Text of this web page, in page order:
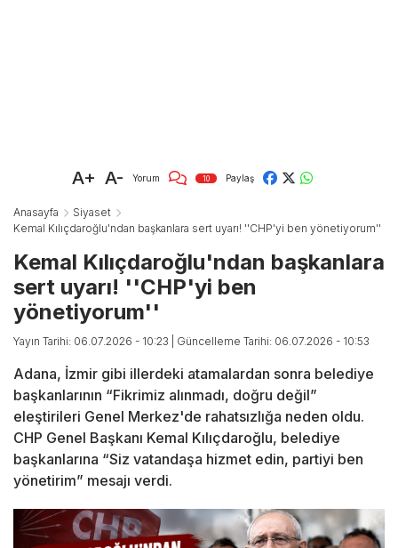
A+ A- Yorum 10 Paylaş
Anasayfa
Siyaset
Kemal Kılıçdaroğlu'ndan başkanlara sert uyarı! ''CHP'yi ben yönetiyorum''
Kemal Kılıçdaroğlu'ndan başkanlara
sert uyarı! ''CHP'yi ben
yönetiyorum''
Yayın Tarihi: 06.07.2026 - 10:23 | Güncelleme Tarihi: 06.07.2026 - 10:53
Adana, İzmir gibi illerdeki atamalardan sonra belediye
başkanlarının “Fikrimiz alınmadı, doğru değil”
eleştirileri Genel Merkez'de rahatsızlığa neden oldu.
CHP Genel Başkanı Kemal Kılıçdaroğlu, belediye
başkanlarına “Siz vatandaşa hizmet edin, partiyi ben
yönetirim” mesajı verdi.